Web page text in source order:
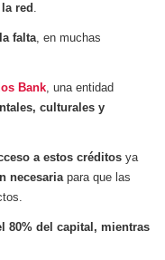
red .
la falta, en muchas
Bank, una entidad
culturales y
a estos créditos ya
necesariapara que las
80% del capital, mientras